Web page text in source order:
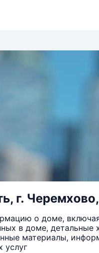
г.
о доме,
в доме, детальные
материалы,
услуг